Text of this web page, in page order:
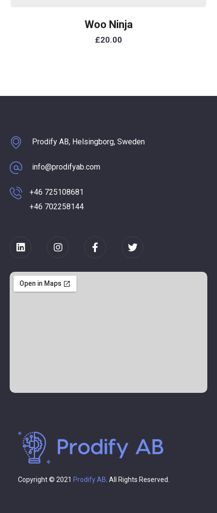
Woo Ninja
£20.00
Prodify AB, Helsingborg, Sweden
info@prodifyab.com
+46 725108681
+46 702258144
Copyright © 2021 Prodify AB . All Rights Reserved.